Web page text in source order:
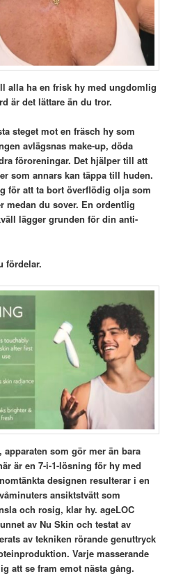
alla ha en frisk hy med ungdomlig
är det lättare än du tror.
steget mot en fräsch hy som
avlägsnas make-up, döda
föroreningar. Det hjälper till att
som annars kan täppa till huden.
för att ta bort överflödig olja som
medan du sover. En ordentlig
lägger grunden för din anti-
fördelar.
apparaten som gör mer än bara
är en 7-i-1-lösning för hy med
designen resulterar i en
ansiktstvätt som
och rosig, klar hy. ageLOC
av Nu Skin och testat av
av tekniken rörande genuttryck
Varje masserande
att se fram emot nästa gång.